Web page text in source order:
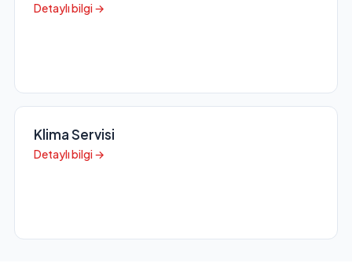
Detaylı bilgi →
Klima Servisi
Detaylı bilgi →